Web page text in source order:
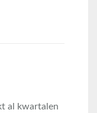
al kwartalen